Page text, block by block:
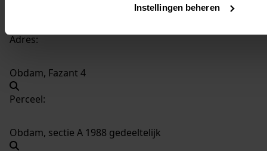
Instellingen beheren
Adres:
Obdam, Fazant 4
Perceel:
Obdam, sectie A 1988 gedeeltelijk